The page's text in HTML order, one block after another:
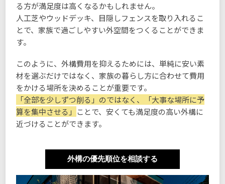
る方が満足度は高くなるかもしれません。
人工芝やウッドデッキ、目隠しフェンスを取り入れるこ
とで、家族で過ごしやすい外空間をつくることができま
す。
このように、外構費用を抑えるためには、単純に安い素
材を選ぶだけではなく、家族の暮らし方に合わせて費用
をかける場所を決めることが重要です。
「全部を少しずつ削る」のではなく、「大事な場所に予
算を集中させる」
ことで、安くても満足度の高い外構に
近づけることができます。
外構の優先順位を相談する